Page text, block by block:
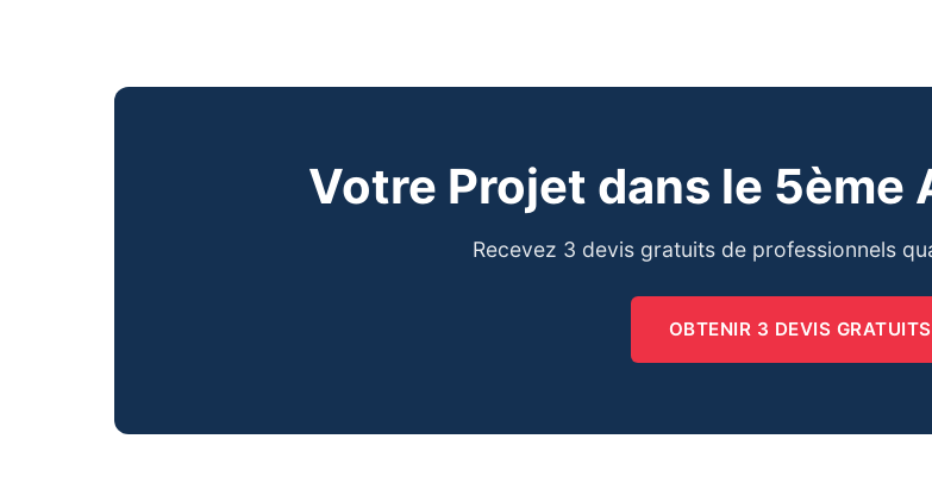
Votre Projet dans le 5ème
Recevez 3 devis gratuits de professionnels
OBTENIR 3 DEVIS GRATUITS